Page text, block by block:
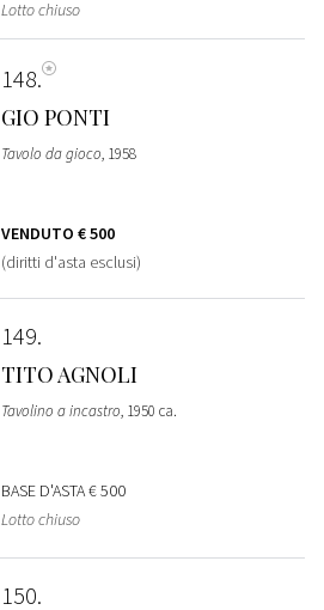
Lotto chiuso
148
GIO PONTI
Tavolo da gioco, 1958
VENDUTO € 500
(diritti d'asta esclusi)
149
TITO AGNOLI
Tavolino a incastro, 1950 ca.
BASE D'ASTA€ 500
Lotto chiuso
150